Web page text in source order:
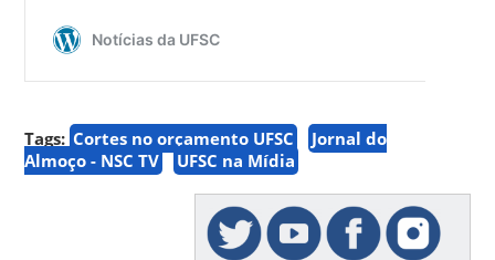
Tags: Cortes no orçamento UFSC
Jornal do
Almoço - NSC TV
UFSC na Mídia